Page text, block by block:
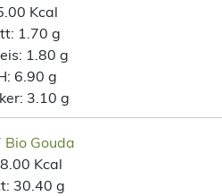
Kcal
1.70 g
1.80 g
6.90 g
3.10 g
Bio Gouda
Kcal
30.40 g